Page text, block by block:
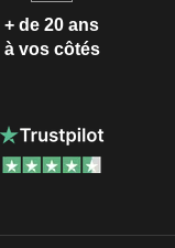
+ de 20 ans
à vos côtés